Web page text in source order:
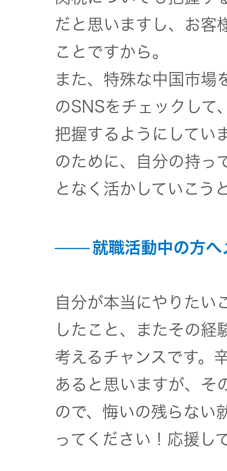
だと思いますし、お客
ことですから。
また、特殊な中国市場
のSNSをチェックして
把握するようにしてい
のために、自分の持っ
となく活かしていこう
就職活動中の方
自分が本当にやりたい
したこと、またその経
考えるチャンスです。
あると思いますが、そ
ので、悔いの残らない
ってください！応援し